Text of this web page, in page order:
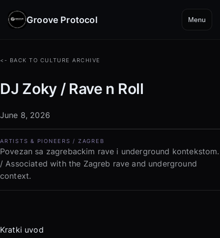
Groove Protocol Menu
<- BACK TO CULTURE ARCHIVE
DJ Zoky / Rave n Roll
June 8, 2026
ARTISTS & PIONEERS / ZAGREB
Povezan sa zagrebackim rave i underground kontekstom.
/ Associated with the Zagreb rave and underground
context.
Kratki uvod